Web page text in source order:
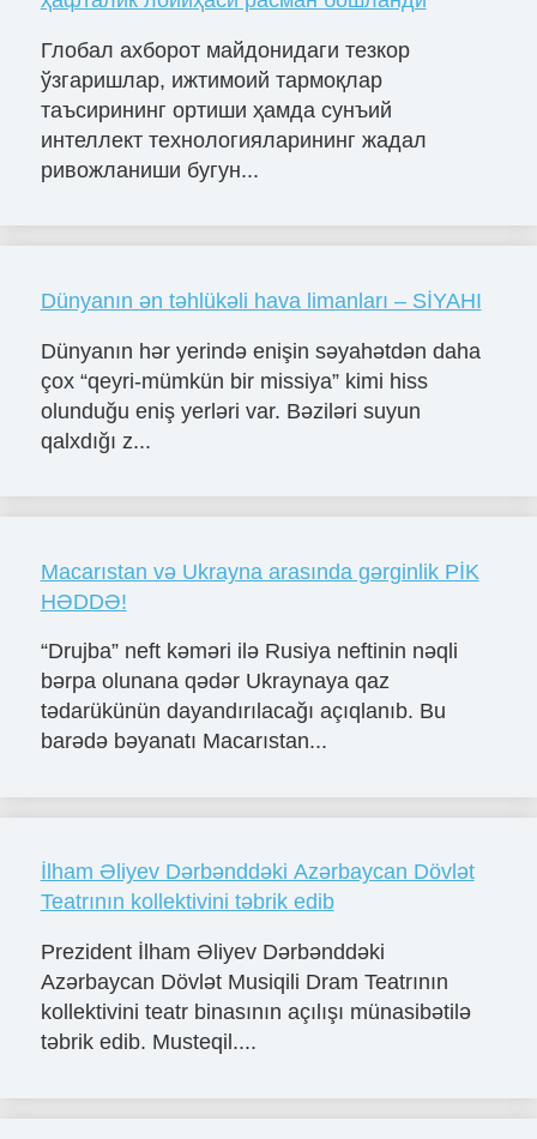
Глобал ахборот майдонидаги тезкор
ўзгаришлар, ижтимоий тармоқлар
таъсирининг ортиши ҳамда сунъий
интеллект технологияларининг жадал
ривожланиши бугун...
Dünyanın ən təhlükəli hava limanları – SİYAHI
Dünyanın hər yerində enişin səyahətdən daha
çox “qeyri-mümkün bir missiya” kimi hiss
olunduğu eniş yerləri var. Bəziləri suyun
qalxdığı z...
Macarıstan və Ukrayna arasında gərginlik PİK
HƏDDƏ!
“Drujba” neft kəməri ilə Rusiya neftinin nəqli
bərpa olunana qədər Ukraynaya qaz
tədarükünün dayandırılacağı açıqlanıb. Bu
barədə bəyanatı Macarıstan...
İlham Əliyev Dərbənddəki Azərbaycan Dövlət
Teatrının kollektivini təbrik edib
Prezident İlham Əliyev Dərbənddəki
Azərbaycan Dövlət Musiqili Dram Teatrının
kollektivini teatr binasının açılışı münasibətilə
təbrik edib. Musteqil....